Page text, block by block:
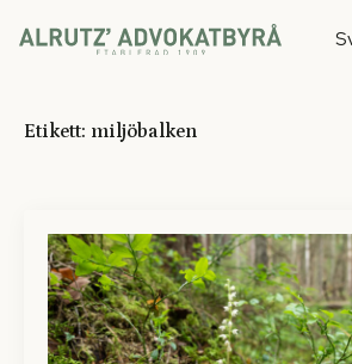
Etikett: miljöbalken